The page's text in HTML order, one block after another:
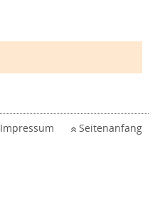
Impressum Seitenanfang